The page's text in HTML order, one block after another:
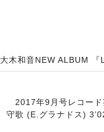
大木和音NEW ALBUM 『
2017年9月号レコー
守歌 (E.グラナドス)